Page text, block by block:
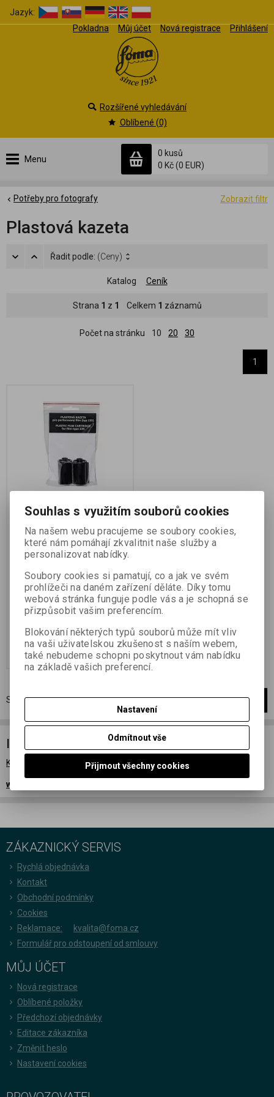
Jazyk:
Pokladna
Můj účet Nová registrace Přihlášení
Menu
0 kusů
0 Kč(0 EUR)
Rozšířené vyhledávání
Oblíbené (0)
Zobrazit filtr
Potřeby pro fotografy
Plastová kazeta
Řadit podle: (Ceny)
Katalog Ceník
Strana 1 z 1 Celkem 1 záznamů
Počet na stránku 10 20 30
1
Plastová kazeta pro
- 2 ks
Katalogové číslo:00273
Plastová kazeta pro perforovaný
film (typ 135) - 2 ks (šroubovací)
Plastic cartridge film 135 - 2 pcs
(screwing)
132,50 Kč(5,57 EUR)
bez DPH:)
Přidat do košíku
Strana1z1Celkem1záznamů
Info
Katalog výrobků FOMA
www.foma.cz
ZÁKAZNICKÝ SERVIS
Rychlá objednávka
Kontakt
Obchodní podmínky
Cookies
Reklamace:
kvalita@foma.cz
Formulář pro odstoupení od smlouvy
MŮJ ÚČET
Nová registrace
Oblíbené položky
Předchozí objednávky
Editace zákazníka
Změnit heslo
Nastavení cookies
Souhlas s využitím souborů cookies
Na našem webu pracujeme se soubory cookies,
které nám pomáhají zkvalitnit naše služby a
personalizovat nabídky.
Soubory cookies si pamatují, co a jak ve svém
prohlížeči na daném zařízení děláte. Díky tomu
webová stránka funguje podle vás a je schopná se
přizpůsobit vašim preferencím.
Blokování některých typů souborů může mít vliv
na vaši uživatelskou zkušenost s naším webem,
také nebudeme schopni poskytnout vám nabídku
na základě vašich preferencí.
Nastavení
Odmítnout vše
Přijmout všechny cookies